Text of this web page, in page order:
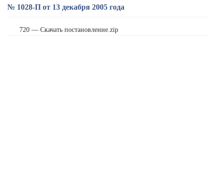
№ 1028-П от 13 декабря 2005 года
720 — Скачать постановление.zip